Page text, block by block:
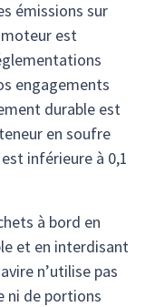
émissions sur
moteur est
engagements
durable est
en soufre
inférieure à 0,1
à bord en
et en interdisant
n’utilise pas
ni de portions